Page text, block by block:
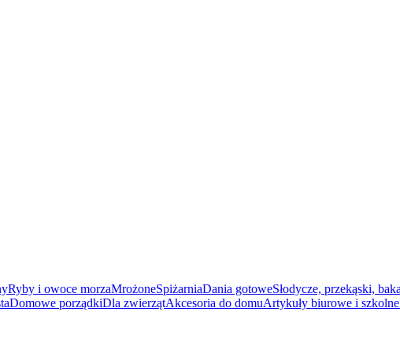
Ryby i owoce morzaMrożoneSpiżarniaDania gotoweSłodycze, przekąski,
Domowe porządkiDla zwierzątAkcesoria do domuArtykuły biurowe i szkolne